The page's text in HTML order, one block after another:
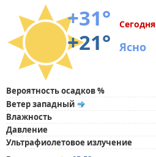
+31°
+21°
Сегодня
Ясно
Вероятность осадков %
Ветер западный
Влажность
Давление
Ультрафиолетовое излучение